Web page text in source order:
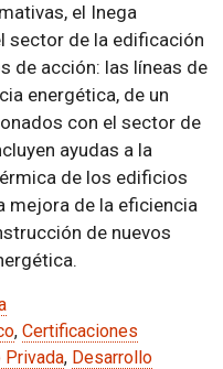
el Inega
sector de la edificación
de acción: las líneas de
energética, de un
con el sector de
ayudas a la
de los edificios
mejora de la eficiencia
de nuevos
, Certificaciones
Privada, Desarrollo